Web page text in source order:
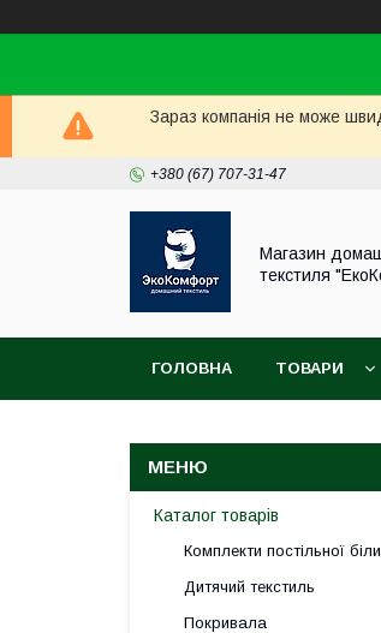
Зараз компанія не може
+380 (67) 707-31-47
Магазин
текстиля
ГОЛОВНА ТОВАРИ
Каталог товарів
Комплекти постільної
Дитячий текстиль
Покривала